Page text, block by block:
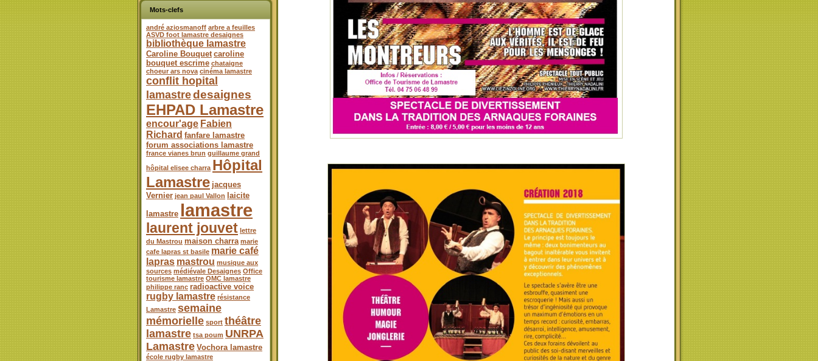
Mots-clefs
andré aziosmanoff arbre a feuilles
ASVD foot lamastre desaignes
bibliothèque lamastre
Caroline Bouquet caroline
bouquet escrime chataigne
choeur ars nova cinéma lamastre
conflit hopital
lamastredesaignes
EHPAD Lamastre
encour'age Fabien
Richard fanfare lamastre
forum associations lamastre
france vianes brun guillaume grand
hôpital elisee charra Hôpital
Lamastre jacques
Vernier jean paul Vallon
laicite
lamastre lamastre
laurent jouvet lettre
du Mastrou maison charra marie
cafe lapras st basile marie café
lapras mastrou musique aux
sources médiévale Desaignes Office
tourisme lamastre OMC lamastre
philippe ranc radioactive voice
rugby lamastre résistance
Lamastre semaine
mémorielle sport théâtre
lamastre tsa poum UNRPA
Lamastre Vochora lamastre
école rugby lamastre